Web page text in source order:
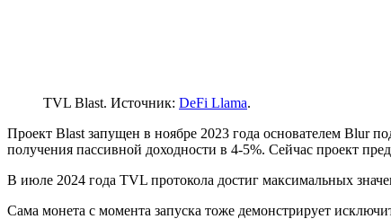
TVL Blast. Источник: DeFi Llama.
Проект Blast запущен в ноябре 2023 года основателем Blur
получения пассивной доходности в 4-5%. Сейчас проект
В июле 2024 года TVL протокола достиг максимальных
Сама монета с момента запуска тоже демонстрирует